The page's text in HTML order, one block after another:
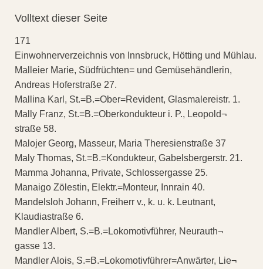
Volltext dieser Seite
171
Einwohnerverzeichnis von Innsbruck, Hötting und Mühlau.
Malleier Marie, Südfrüchten= und Gemüsehändlerin,
Andreas Hoferstraße 27.
Mallina Karl, St.=B.=Ober=Revident, Glasmalereistr. 1.
Mally Franz, St.=B.=Oberkondukteur i. P., Leopold¬
straße 58.
Malojer Georg, Masseur, Maria Theresienstraße 37
Maly Thomas, St.=B.=Kondukteur, Gabelsbergerstr. 21.
Mamma Johanna, Private, Schlossergasse 25.
Manaigo Zölestin, Elektr.=Monteur, Innrain 40.
Mandelsloh Johann, Freiherr v., k. u. k. Leutnant,
Klaudiastraße 6.
Mandler Albert, S.=B.=Lokomotivführer, Neurauth¬
gasse 13.
Mandler Alois, S.=B.=Lokomotivführer=Anwärter, Lie¬